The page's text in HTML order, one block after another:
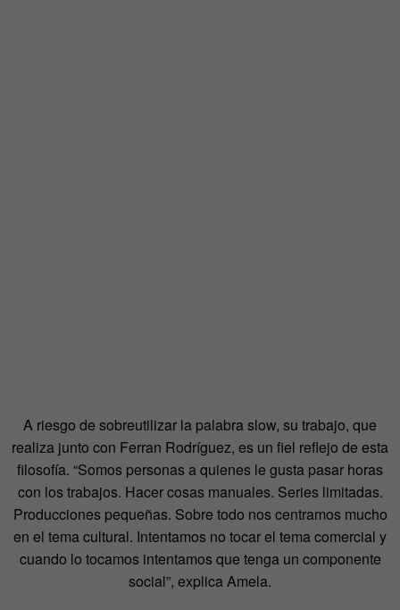
A riesgo de sobreutilizar la palabra slow, su trabajo, que
realiza junto con Ferran Rodríguez, es un fiel reflejo de esta
filosofía. “Somos personas a quienes le gusta pasar horas
con los trabajos. Hacer cosas manuales. Series limitadas.
Producciones pequeñas. Sobre todo nos centramos mucho
en el tema cultural. Intentamos no tocar el tema comercial y
cuando lo tocamos intentamos que tenga un componente
social”, explica Amela.